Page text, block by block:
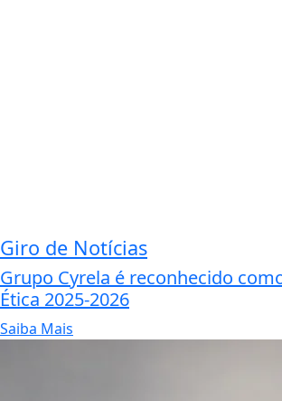
Giro de Notícias
Grupo Cyrela é reconhecido
Ética 2025-2026
Saiba Mais